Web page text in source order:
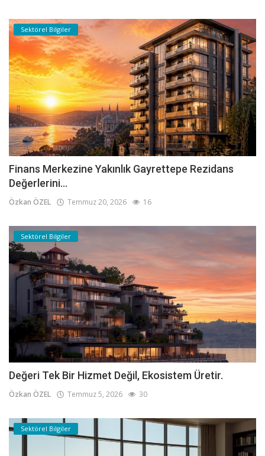
Sektörel Bilgiler
Finans Merkezine Yakınlık Gayrettepe Rezidans
Değerlerini...
Özkan ÖZEL Temmuz 20, 2026 16
Sektörel Bilgiler
Değeri Tek Bir Hizmet Değil, Ekosistem Üretir.
Özkan ÖZEL Temmuz 5, 2026 30
Sektörel Bilgiler